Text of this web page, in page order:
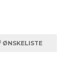
ØNSKELISTE